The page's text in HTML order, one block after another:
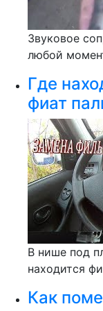
Звуковое
любой
Где
фиат
В нише под
находится
Как